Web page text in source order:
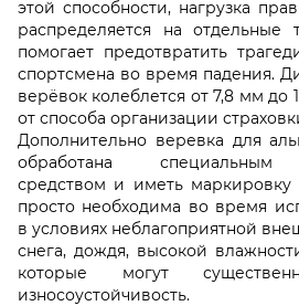
этой способности, нагрузка
распределяется на отдельные
помогает предотвратить
спортсмена во время падения.
верёвок колеблется от 7,8 мм до
от способа организации
Дополнительно веревка для
обработана специальным
средством и иметь маркировку
просто необходима во время
в условиях неблагоприятной
снега, дождя, высокой
которые могут
износоустойчивость.